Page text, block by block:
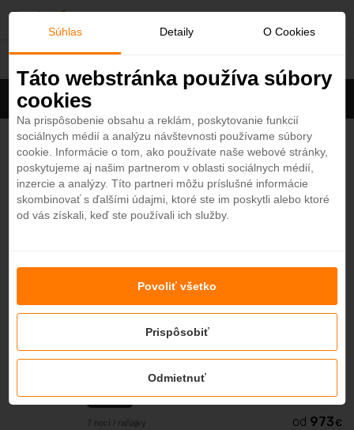
ú
Qatar
Filter
Rixos Premium Qetaifan Island North 5*
3,9
Qatar - Plážový hotel
NOVINKA ALL INCLUSIVE
7 nocí / raňajky
od 1015€
Marsa Malaz Kempinski, The Pearl 5*
Qatar - Plážový hotel
NOVINKA
7 nocí / raňajky od 973 €
Súhlas Detaily O Cookies
Táto webstránka používa súbory
cookies
Na prispôsobenie obsahu a reklám, poskytovanie funkcií
sociálnych médií a analýzu návštevnosti používame súbory
cookie. Informácie o tom, ako používate naše webové stránky,
poskytujeme aj našim partnerom v oblasti sociálnych médií,
inzercie a analýzy. Títo partneri môžu príslušné informácie
skombinovať s ďalšími údajmi, ktoré ste im poskytli alebo ktoré
od vás získali, keď ste používali ich služby.
Odmietnuť
Prispôsobiť
Povoliť všetko